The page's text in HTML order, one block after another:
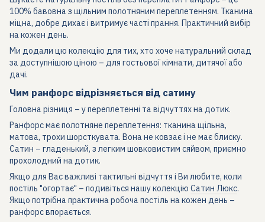
100% бавовна з щільним полотняним переплетенням. Тканина
міцна, добре дихає і витримує часті прання. Практичний вибір
на кожен день.
Ми додали цю колекцію для тих, хто хоче натуральний склад
за доступнішою ціною – для гостьової кімнати, дитячої або
дачі.
Чим ранфорс відрізняється від сатину
Головна різниця – у переплетенні та відчуттях на дотик.
Ранфорс має полотняне переплетення: тканина щільна,
матова, трохи шорсткувата. Вона не ковзає і не має блиску.
Сатин – гладенький, з легким шовковистим сяйвом, приємно
прохолодний на дотик.
Якщо для Вас важливі тактильні відчуття і Ви любите, коли
постіль "огортає" – подивіться нашу колекцію Сатин Люкс.
Якщо потрібна практична робоча постіль на кожен день –
ранфорс впорається.